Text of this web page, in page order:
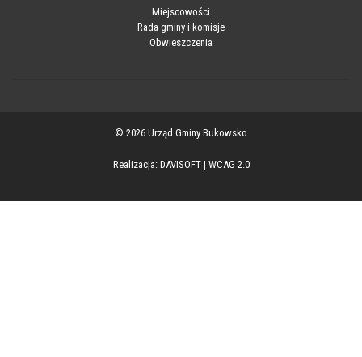
Miejscowości
Rada gminy i komisje
Obwieszczenia
© 2026 Urząd Gminy Bukowsko
Realizacja: DAVISOFT| WCAG 2.0